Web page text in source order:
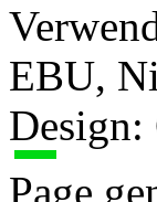
EBU,
Page